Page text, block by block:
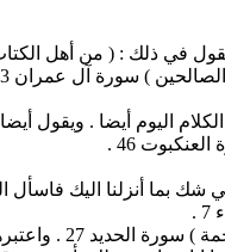
ويقول في ذلك : ( من أهل
يطبقون هذا الكلام اليوم أيضا . ويقول
46 .
بما أنزلنا اليك فاسأل
ووصف القرآن المسيحيين بأنهم ذوو